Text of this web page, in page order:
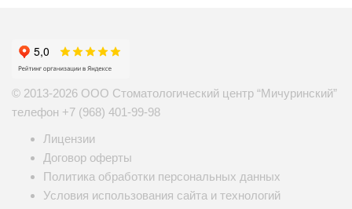
© 2013-2026 ООО Стоматологический центр “Мичуринский”
телефон +7 (968) 401-99-98
Лицензии
Договор оферты
Политика обработки персональных данных
Условия использования сайта и технологий